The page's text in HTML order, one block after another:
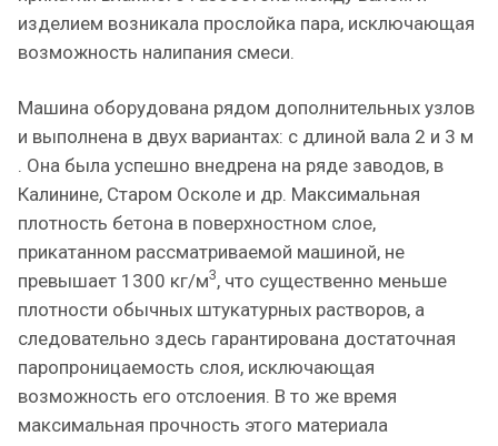
изделием возникала прослойка пара, исключающая
возможность налипания смеси.
Машина оборудована рядом дополнительных узлов
и выполнена в двух вариантах: с длиной вала 2 и 3 м
. Она была успешно внедрена на ряде заводов, в
Калинине, Старом Осколе и др. Максимальная
плотность бетона в поверхностном слое,
прикатанном рассматриваемой машиной, не
превышает 1300 кг/м3, что существенно меньше
плотности обычных штукатурных растворов, а
следовательно здесь гарантирована достаточная
паропроницаемость слоя, исключающая
возможность его отслоения. В то же время
максимальная прочность этого материала